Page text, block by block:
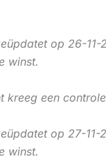
op 26-11-
winst.
kreeg een
op 27-11-
winst.